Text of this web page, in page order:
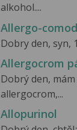
alkohol....
Allergo-
Dobry den, syn,
Allergocrom
Dobrý den,
allergocrom,...
Allopurinol